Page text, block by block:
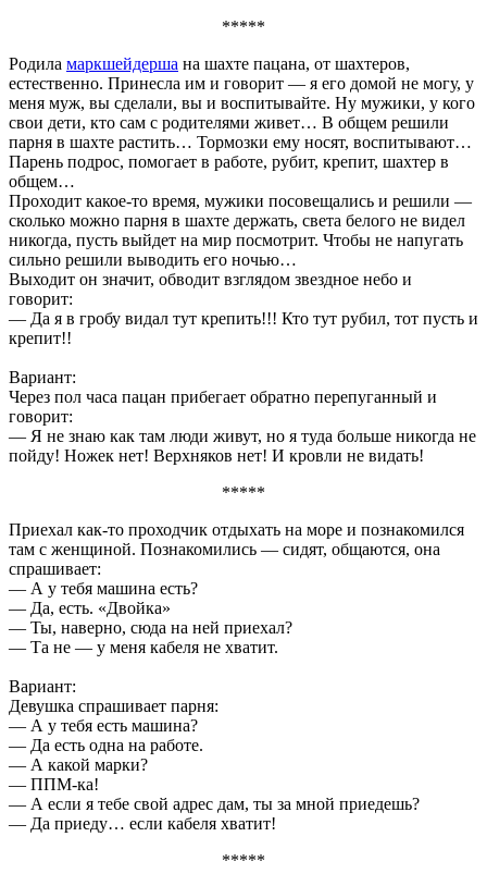
*****
Родила маркшейдерша на шахте пацана, от шахтеров,
естественно. Принесла им и говорит — я его домой не могу, у
меня муж, вы сделали, вы и воспитывайте. Ну мужики, у кого
свои дети, кто сам с родителями живет… В общем решили
парня в шахте растить… Тормозки ему носят, воспитывают…
Парень подрос, помогает в работе, рубит, крепит, шахтер в
общем…
Проходит какое-то время, мужики посовещались и решили —
сколько можно парня в шахте держать, света белого не видел
никогда, пусть выйдет на мир посмотрит. Чтобы не напугать
сильно решили выводить его ночью…
Выходит он значит, обводит взглядом звездное небо и
говорит:
— Да я в гробу видал тут крепить!!! Кто тут рубил, тот пусть и
крепит!!
Вариант:
Через пол часа пацан прибегает обратно перепуганный и
говорит:
— Я не знаю как там люди живут, но я туда больше никогда не
пойду! Ножек нет! Верхняков нет! И кровли не видать!
*****
Приехал как-то проходчик отдыхать на море и познакомился
там с женщиной. Познакомились — сидят, общаются, она
спрашивает:
— А у тебя машина есть?
— Да, есть. «Двойка»
— Ты, наверно, сюда на ней приехал?
— Та не — у меня кабеля не хватит.
Вариант:
Девушка спрашивает парня:
— А у тебя есть машина?
— Да есть одна на работе.
— А какой марки?
— ППМ-ка!
— А если я тебе свой адрес дам, ты за мной приедешь?
— Да приеду… если кабеля хватит!
*****